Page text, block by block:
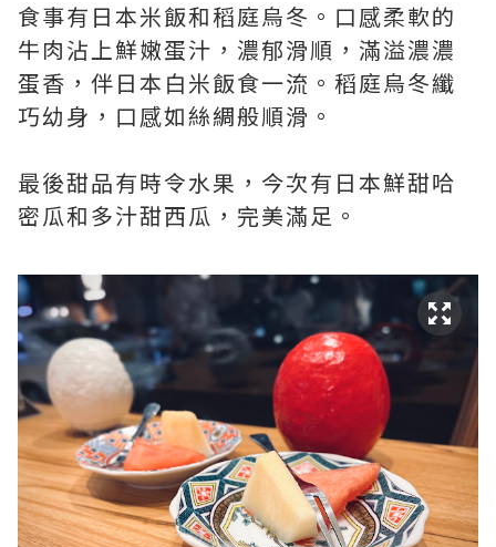
食事有日本米飯和稻庭烏冬。口感柔軟的
牛肉沾上鮮嫩蛋汁，濃郁滑順，滿溢濃濃
蛋香，伴日本白米飯食一流。稻庭烏冬纖
巧幼身，口感如絲綢般順滑。
最後甜品有時令水果，今次有日本鮮甜哈
密瓜和多汁甜西瓜，完美滿足。